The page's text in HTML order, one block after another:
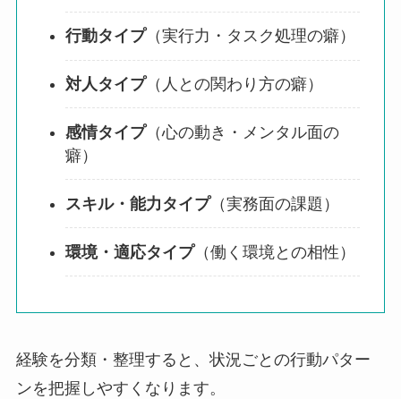
行動タイプ（実行力・タスク処理の癖）
対人タイプ（人との関わり方の癖）
感情タイプ（心の動き・メンタル面の
癖）
スキル・能力タイプ（実務面の課題）
環境・適応タイプ（働く環境との相性）
経験を分類・整理すると、状況ごとの行動パター
ンを把握しやすくなります。